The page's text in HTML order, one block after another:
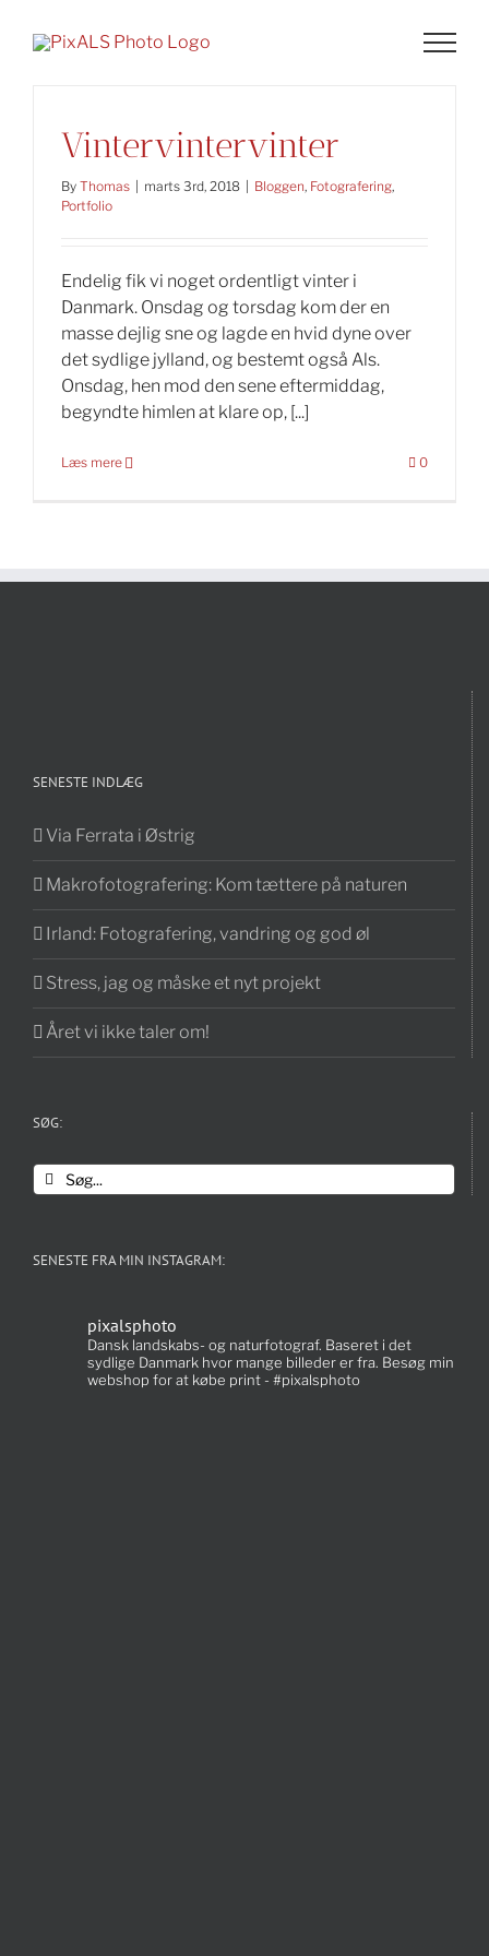
Vintervintervinter
By Thomas marts 3rd, 2018 Bloggen, Fotografering,
Portfolio
Endelig fik vi noget ordentligt vinter i
Danmark. Onsdag og torsdag kom der en
masse dejlig sne og lagde en hvid dyne over
det sydlige jylland, og bestemt også Als.
Onsdag, hen mod den sene eftermiddag,
begyndte himlen at klare op, [...]
Læs mere 0
SENESTE INDLÆG
Via Ferrata i Østrig
Makrofotografering: Kom tættere på naturen
Irland: Fotografering, vandring og god øl
Stress, jag og måske et nyt projekt
Året vi ikke taler om!
SØG:
Søg
efter:
SENESTE FRA MIN INSTAGRAM:
pixalsphoto
Dansk landskabs- og naturfotograf. Baseret i det
sydlige Danmark hvor mange billeder er fra. Besøg min
webshop for at købe print - #pixalsphoto